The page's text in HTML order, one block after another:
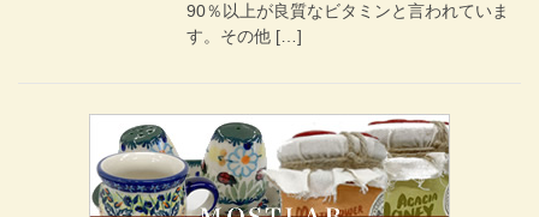
90％以上が良質なビタミンと言われていま
す。その他 […]